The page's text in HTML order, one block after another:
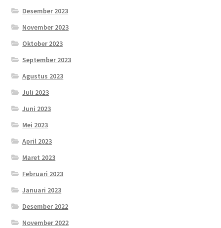
Desember 2023
November 2023
Oktober 2023
September 2023
Agustus 2023
Juli 2023
Juni 2023
Mei 2023
April 2023
Maret 2023
Februari 2023
Januari 2023
Desember 2022
November 2022